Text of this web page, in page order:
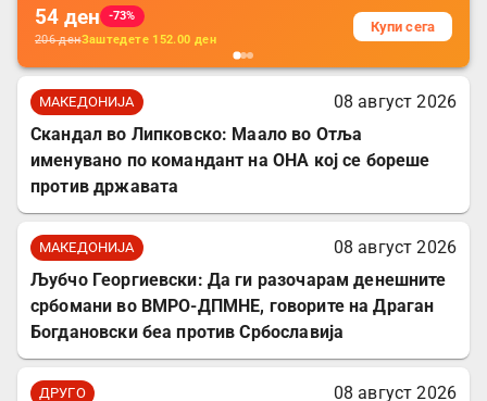
54 ден
-73%
206денЗаштедете 152.00 ден
Купи сега
МАКЕДОНИЈА
08 август 2026
Скандал во Липковско: Маало во Отља
именувано по командант на ОНА кој се бореше
против државата
МАКЕДОНИЈА
08 август 2026
Љубчо Георгиевски: Да ги разочарам денешните
србомани во ВМРО-ДПМНЕ, говорите на Драган
Богдановски беа против Србославија
ДРУГО
08 август 2026